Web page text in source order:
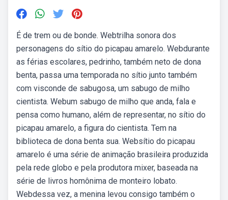
É de trem ou de bonde. Webtrilha sonora dos
personagens do sítio do picapau amarelo. Webdurante
as férias escolares, pedrinho, também neto de dona
benta, passa uma temporada no sítio junto também
com visconde de sabugosa, um sabugo de milho
cientista. Webum sabugo de milho que anda, fala e
pensa como humano, além de representar, no sítio do
picapau amarelo, a figura do cientista. Tem na
biblioteca de dona benta sua. Websítio do picapau
amarelo é uma série de animação brasileira produzida
pela rede globo e pela produtora mixer, baseada na
série de livros homônima de monteiro lobato.
Webdessa vez, a menina levou consigo também o